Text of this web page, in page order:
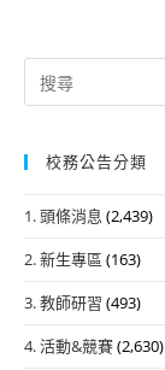
Search
for:
校務公告分類
1. 頭條消息 (2,439)
2. 新生專區 (163)
3. 教師研習 (493)
4. 活動&競賽(2,630)